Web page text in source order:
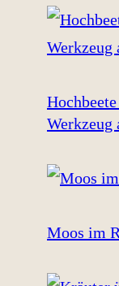
Werkzeug
Moos im